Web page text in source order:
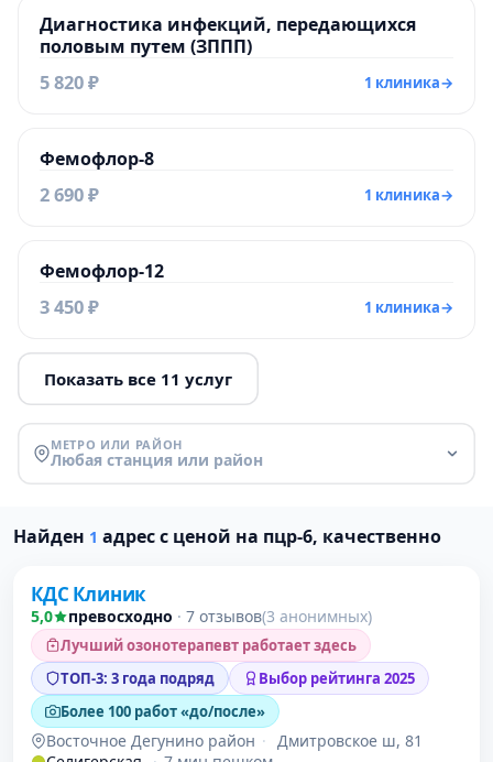
Диагностика инфекций, передающихся
половым путем (ЗППП)
5 820 ₽ 1 клиника→
Фемофлор-8
2 690 ₽ 1 клиника→
Фемофлор-12
3 450 ₽ 1 клиника→
Показать все 11 услуг
МЕТРО ИЛИ РАЙОН
Любая станция или район
Найден 1 адрес с ценой на пцр-6, качественно
Проверено
КДС Клиник
5,0 превосходно · 7 отзывов(3 анонимных)
Лучший озонотерапевт работает здесь
ТОП-3: 3 года подряд
Выбор рейтинга 2025
Более 100 работ «до/после»
Восточное Дегунино район · Дмитровское ш, 81